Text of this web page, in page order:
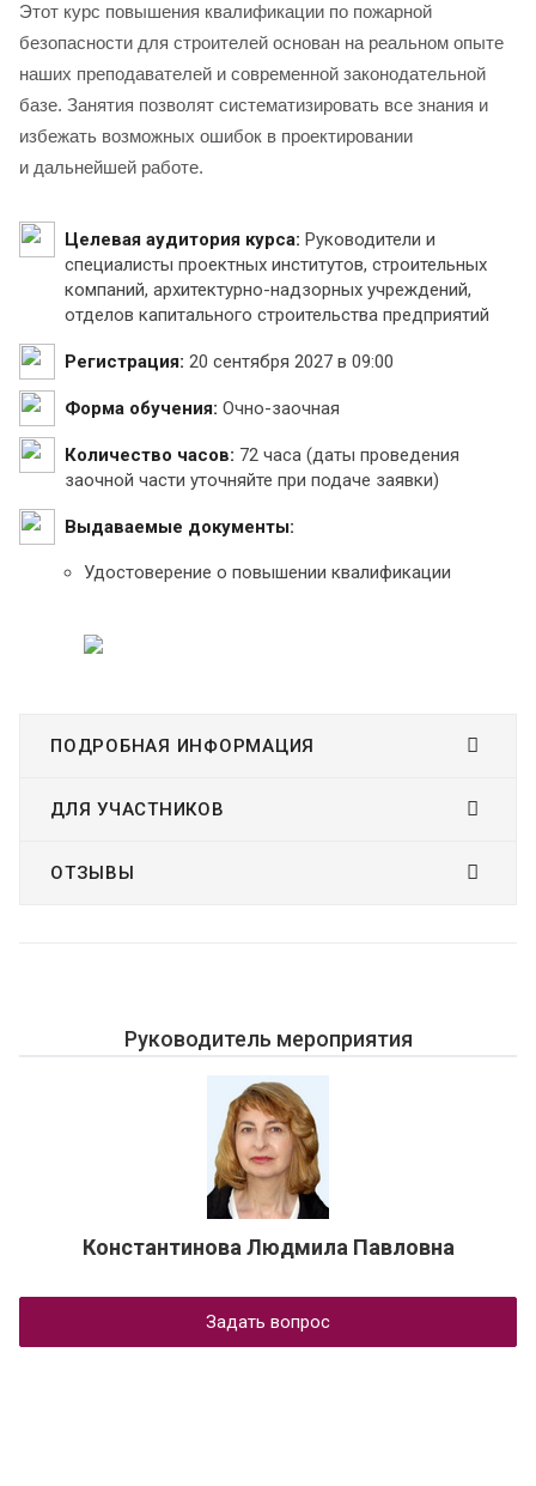
Этот курс повышения квалификации по пожарной
безопасности для строителей основан на реальном опыте
наших преподавателей и современной законодательной
базе. Занятия позволят систематизировать все знания и
избежать возможных ошибок в проектировании
и дальнейшей работе.
Целевая аудитория курса: Руководители и
специалисты проектных институтов, строительных
компаний, архитектурно-надзорных учреждений,
отделов капитального строительства предприятий
Регистрация: 20 сентября 2027 в 09:00
Форма обучения: Очно-заочная
Количество часов: 72 часа (даты проведения
заочной части уточняйте при подаче заявки)
Выдаваемые документы:
Удостоверение о повышении квалификации
ПОДРОБНАЯ ИНФОРМАЦИЯ
ДЛЯ УЧАСТНИКОВ
ОТЗЫВЫ
Руководитель мероприятия
Константинова Людмила Павловна
Задать вопрос